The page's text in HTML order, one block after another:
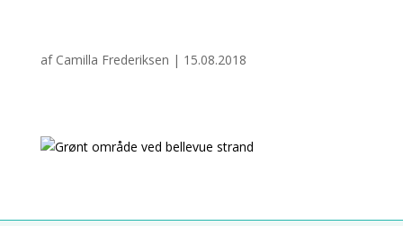
af Camilla Frederiksen | 15.08.2018